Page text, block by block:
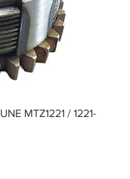
MTZ1221 / 1221-